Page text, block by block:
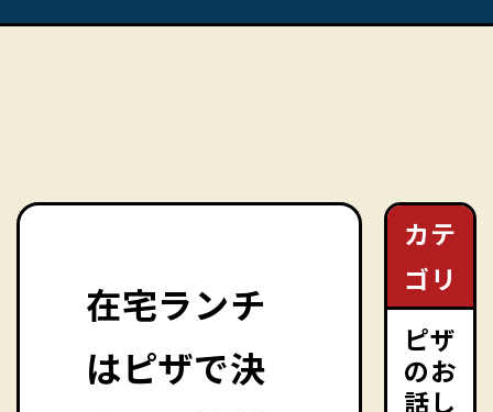
在宅ランチ
はピザで決
カテ
ゴリ
ピザ
のお
話し